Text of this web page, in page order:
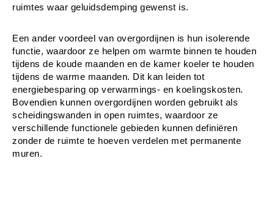
ruimtes waar geluidsdemping gewenst is.
Een ander voordeel van overgordijnen is hun isolerende
functie, waardoor ze helpen om warmte binnen te houden
tijdens de koude maanden en de kamer koeler te houden
tijdens de warme maanden. Dit kan leiden tot
energiebesparing op verwarmings- en koelingskosten.
Bovendien kunnen overgordijnen worden gebruikt als
scheidingswanden in open ruimtes, waardoor ze
verschillende functionele gebieden kunnen definiëren
zonder de ruimte te hoeven verdelen met permanente
muren.